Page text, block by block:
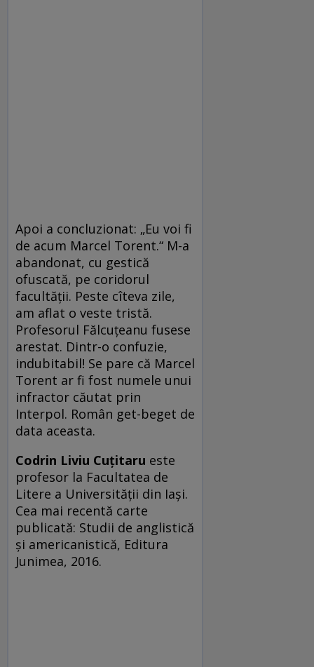
Apoi a concluzionat: „Eu voi fi
de acum Marcel Torent.“ M-a
abandonat, cu gestică
ofuscată, pe coridorul
facultății. Peste cîteva zile,
am aflat o veste tristă.
Profesorul Fălcuțeanu fusese
arestat. Dintr-o confuzie,
indubitabil! Se pare că Marcel
Torent ar fi fost numele unui
infractor căutat prin
Interpol. Român get-beget de
data aceasta.
Codrin Liviu Cuțitaru este
profesor la Fa­cultatea de
Litere a Universității din Iași.
Cea mai recentă carte
publicată: Studii de anglistică
şi americanistică, Editura
Junimea, 2016.